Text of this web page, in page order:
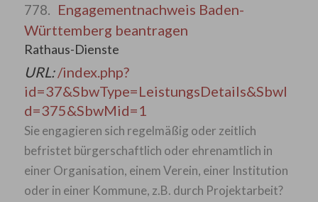
778. Engagementnachweis Baden-
Württemberg beantragen
Rathaus-Dienste
URL:/index.php?
id=37&SbwType=LeistungsDetails&SbwI
d=375&SbwMid=1
Sie engagieren sich regelmäßig oder zeitlich
befristet bürgerschaftlich oder ehrenamtlich in
einer Organisation, einem Verein, einer Institution
oder in einer Kommune, z.B. durch Projektarbeit?